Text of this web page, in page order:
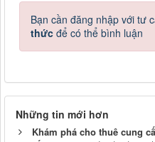
Bạn cần đăng nhập với tư
thức để có thể bình luận
Những tin mới hơn
Khám phá cho thuê cung